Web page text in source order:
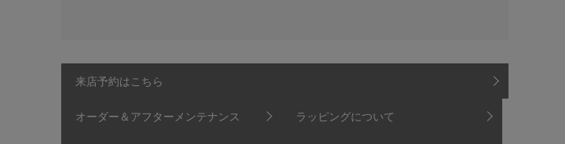
来店予約はこちら
オーダー＆アフターメンテナンス ラッピングについて